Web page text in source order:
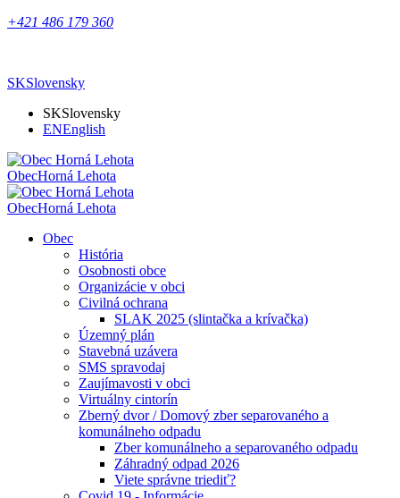
+421 486 179 360
SKSlovensky
SKSlovensky
ENEnglish
ObecHorná Lehota
ObecHorná Lehota
Obec
História
Osobnosti obce
Organizácie v obci
Civilná ochrana
SLAK 2025 (slintačka a krívačka)
Územný plán
Stavebná uzávera
SMS spravodaj
Zaujímavosti v obci
Virtuálny cintorín
Zberný dvor / Domový zber separovaného a
komunálneho odpadu
Zber komunálneho a separovaného odpadu
Záhradný odpad 2026
Viete správne triediť?